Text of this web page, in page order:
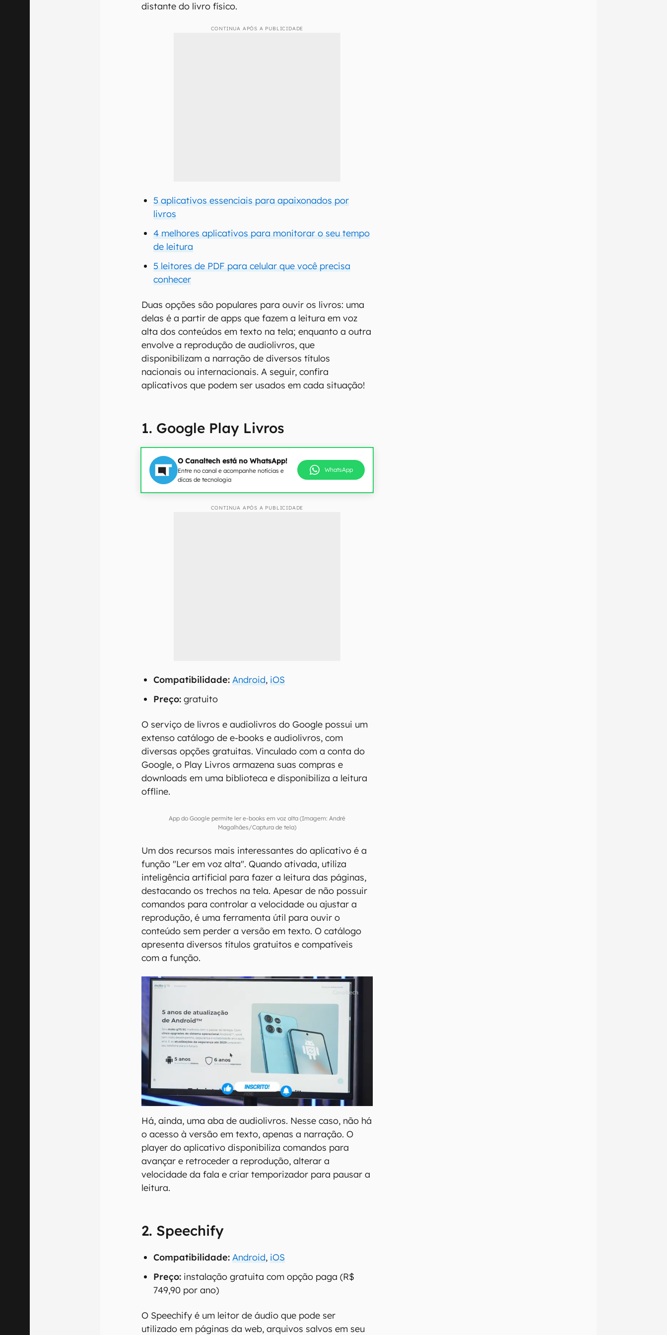
distante do livro físico.
CONTINUA APÓS A PUBLICIDADE
5 aplicativos essenciais para apaixonados por
livros
4 melhores aplicativos para monitorar o seu tempo
de leitura
5 leitores de PDF para celular que você precisa
conhecer
Duas opções são populares para ouvir os livros: uma
delas é a partir de apps que fazem a leitura em voz
alta dos conteúdos em texto na tela; enquanto a outra
envolve a reprodução de audiolivros, que
disponibilizam a narração de diversos títulos
nacionais ou internacionais. A seguir, confira
aplicativos que podem ser usados em cada situação!
1. Google Play Livros
O Canaltech está no WhatsApp!
Entre no canal e acompanhe notícias e
dicas de tecnologia
WhatsApp
CONTINUA APÓS A PUBLICIDADE
Compatibilidade: Android, iOS
Preço: gratuito
O serviço de livros e audiolivros do Google possui um
extenso catálogo de e-books e audiolivros, com
diversas opções gratuitas. Vinculado com a conta do
Google, o Play Livros armazena suas compras e
downloads em uma biblioteca e disponibiliza a leitura
offline.
App do Google permite ler e-books em voz alta (Imagem: André
Magalhães/Captura de tela)
Um dos recursos mais interessantes do aplicativo é a
função "Ler em voz alta". Quando ativada, utiliza
inteligência artificial para fazer a leitura das páginas,
destacando os trechos na tela. Apesar de não possuir
comandos para controlar a velocidade ou ajustar a
reprodução, é uma ferramenta útil para ouvir o
conteúdo sem perder a versão em texto. O catálogo
apresenta diversos títulos gratuitos e compatíveis
com a função.
Há, ainda, uma aba de audiolivros. Nesse caso, não há
o acesso à versão em texto, apenas a narração. O
player do aplicativo disponibiliza comandos para
avançar e retroceder a reprodução, alterar a
velocidade da fala e criar temporizador para pausar a
leitura.
2. Speechify
Compatibilidade: Android, iOS
Preço: instalação gratuita com opção paga (R$
749,90 por ano)
O Speechify é um leitor de áudio que pode ser
utilizado em páginas da web, arquivos salvos em seu